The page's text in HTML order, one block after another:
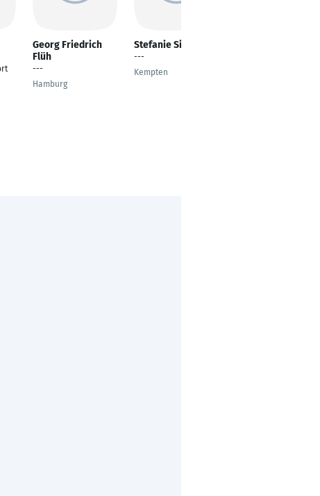
Georg Friedrich
Flüh
---
Hamburg
Stefanie Sirch
---
Kempten